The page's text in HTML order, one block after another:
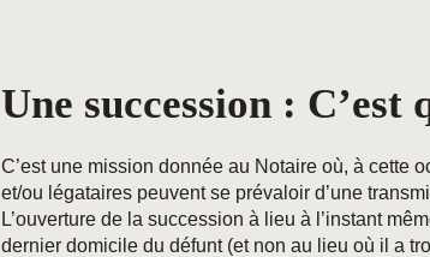
Une succession : C’est
C’est une mission donnée au Notaire où, à cette
et/ou légataires peuvent se prévaloir d’une
L’ouverture de la succession à lieu à l’instant
dernier domicile du défunt (et non au lieu où il a